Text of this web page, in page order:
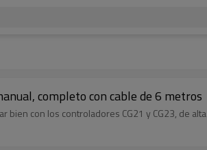
completo con cable de 6 metros
con los controladores CG21 y CG23, de